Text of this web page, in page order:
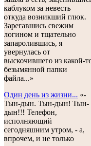
каблуком за невесть
откуда возникший глюк.
Зарегавшись свежим
логином и тщательно
запаролившись, я
увернулась от
выскочившего из какой-
безымянной папки
файла...»
Один день из жизни... «-
Тын-дын. Тын-дын! Тын-
дын!!! Телефон,
исполняющий
сегодняшним утром, - а,
впрочем, и не только